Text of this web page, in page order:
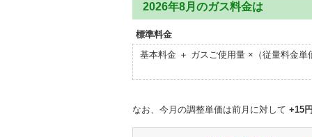
2026年8月のガス料金は
標準料金
基本料金 ＋ ガスご使用量 ×（従量料金単
なお、今月の調整単価は前月に対して +15